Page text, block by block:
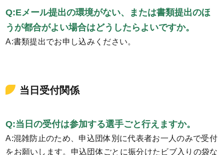
Q:Eメール提出の環境がない、または書類提出のほ
うが都合がよい場合はどうしたらよいですか。
A:書類提出でお申し込みください。
当日受付関係
Q:当日の受付は参加する選手ごと行えますか。
A:混雑防止のため、申込団体別に代表者お一人のみで受付
をお願いします。申込団体ごとに振分けたビブ入りの袋な